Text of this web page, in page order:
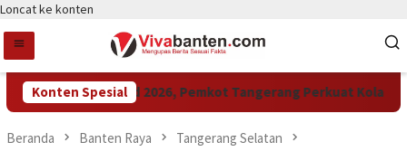
Loncat ke konten
Konten Spesial
Raih LPM Award 2026, Pemkot Tangerang Perkuat Kolaborasi
Beranda Banten Raya Tangerang Selatan